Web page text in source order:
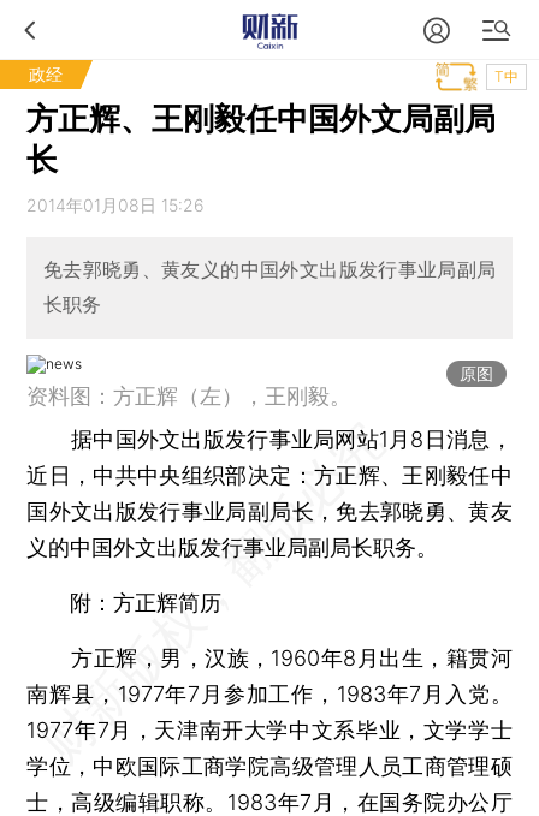
政经 T中
方正辉、王刚毅任中国外文局副局
长
2014年01月08日 15:26
免去郭晓勇、黄友义的中国外文出版发行事业局副局
长职务
原图
资料图：方正辉（左），王刚毅。
据中国外文出版发行事业局网站1月8日消息，
近日，中共中央组织部决定：方正辉、王刚毅任中
国外文出版发行事业局副局长，免去郭晓勇、黄友
义的中国外文出版发行事业局副局长职务。
附：方正辉简历
方正辉，男，汉族，1960年8月出生，籍贯河
南辉县，1977年7月参加工作，1983年7月入党。
1977年7月，天津南开大学中文系毕业，文学学士
学位，中欧国际工商学院高级管理人员工商管理硕
士，高级编辑职称。1983年7月，在国务院办公厅